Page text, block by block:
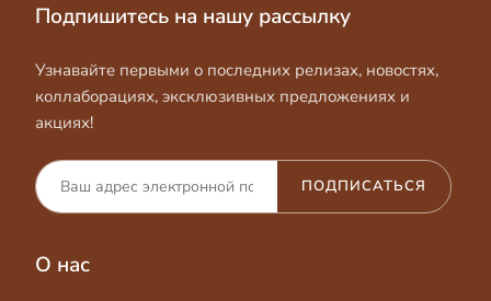
Подпишитесь на нашу рассылку
Узнавайте первыми о последних релизах, новостях,
коллаборациях, эксклюзивных предложениях и
акциях!
ПОДПИСАТЬСЯ
О нас